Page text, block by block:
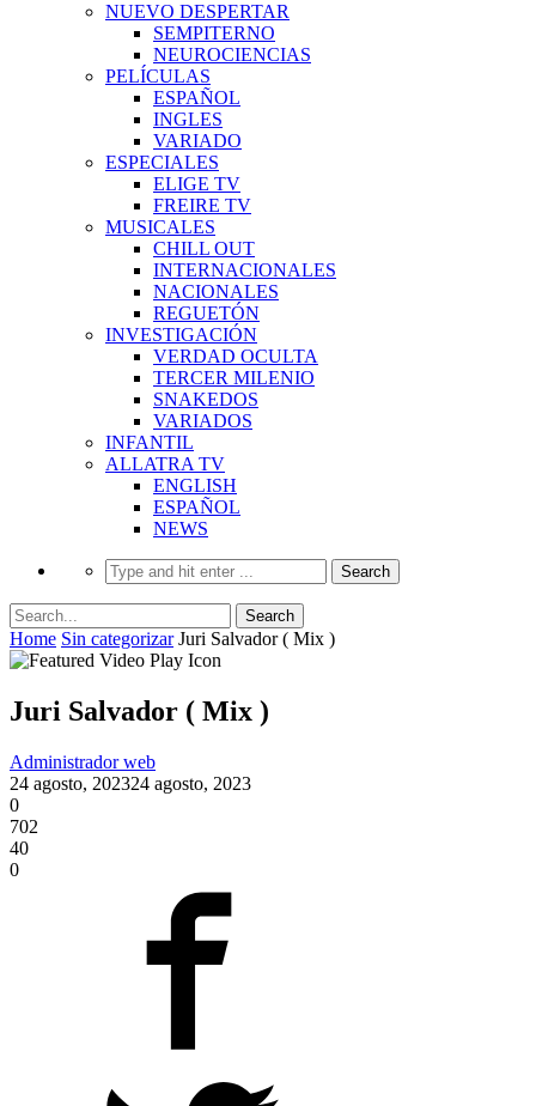
NUEVO DESPERTAR
SEMPITERNO
NEUROCIENCIAS
PELÍCULAS
ESPAÑOL
INGLES
VARIADO
ESPECIALES
ELIGE TV
FREIRE TV
MUSICALES
CHILL OUT
INTERNACIONALES
NACIONALES
REGUETÓN
INVESTIGACIÓN
VERDAD OCULTA
TERCER MILENIO
SNAKEDOS
VARIADOS
INFANTIL
ALLATRA TV
ENGLISH
ESPAÑOL
NEWS
Home Sin categorizar Juri Salvador ( Mix )
Juri Salvador ( Mix )
Administrador web
24 agosto, 202324 agosto, 2023
0
702
40
0